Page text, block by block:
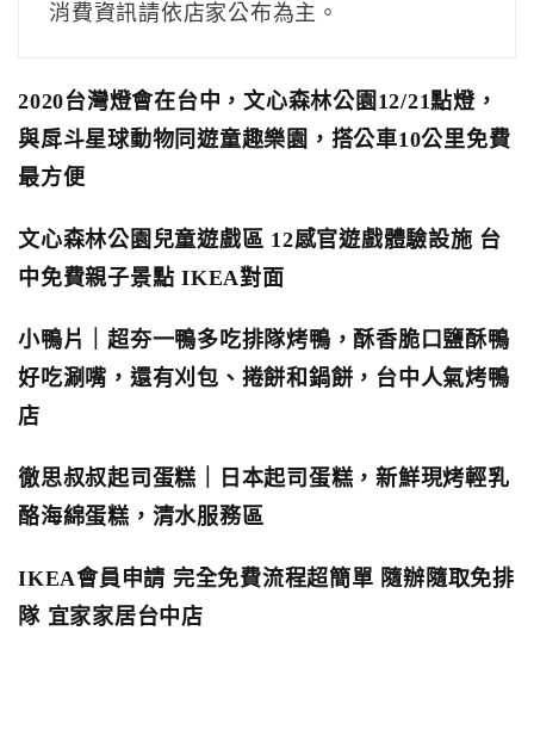
消費資訊請依店家公布為主。
2020台灣燈會在台中，文心森林公園12/21點燈，
與戽斗星球動物同遊童趣樂園，搭公車10公里免費
最方便
文心森林公園兒童遊戲區 12感官遊戲體驗設施 台
中免費親子景點 IKEA對面
小鴨片｜超夯一鴨多吃排隊烤鴨，酥香脆口鹽酥鴨
好吃涮嘴，還有刈包、捲餅和鍋餅，台中人氣烤鴨
店
徹思叔叔起司蛋糕｜日本起司蛋糕，新鮮現烤輕乳
酪海綿蛋糕，清水服務區
IKEA會員申請 完全免費流程超簡單 隨辦隨取免排
隊 宜家家居台中店